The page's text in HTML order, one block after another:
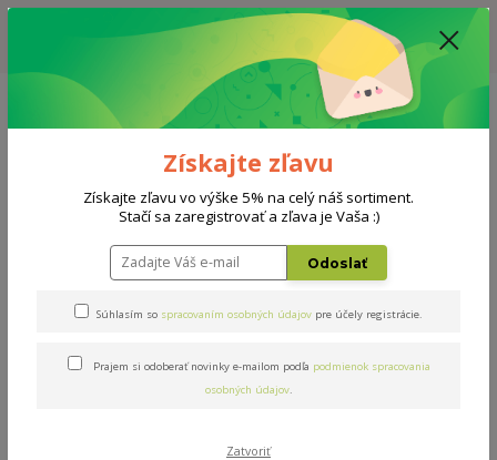
ZĽAVA: VŠETKY VYSTAVENÉ POSTELE ZA 400€ - CENA MATRACU A ROŠTU
PODĽA VÝBERU / DODACIA LEHOTA JE AKTUÁLNE 10-15 PRACOVNÝCH
Menu
0908 777 700 Po-So: 10-18 hod.
0
Double expert H 100x200cm
Double expert H 100x200cm
Získajte zľavu
Získajte zľavu vo výške 5% na celý náš sortiment.
Stačí sa zaregistrovať a zľava je Vaša :)
Odoslať
Súhlasím so spracovaním osobných údajov pre účely registrácie.
Prajem si odoberať novinky e-mailom podľa podmienok spracovania
osobných údajov.
Zatvoriť